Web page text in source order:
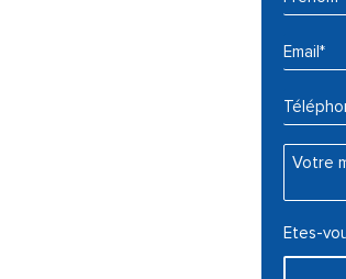
Email* :
Votre
Etes-